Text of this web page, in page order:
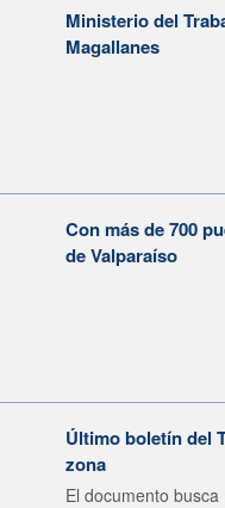
Ministerio del
Magallanes
Con más de 700
de Valparaíso
Último boletín del
zona
El documento